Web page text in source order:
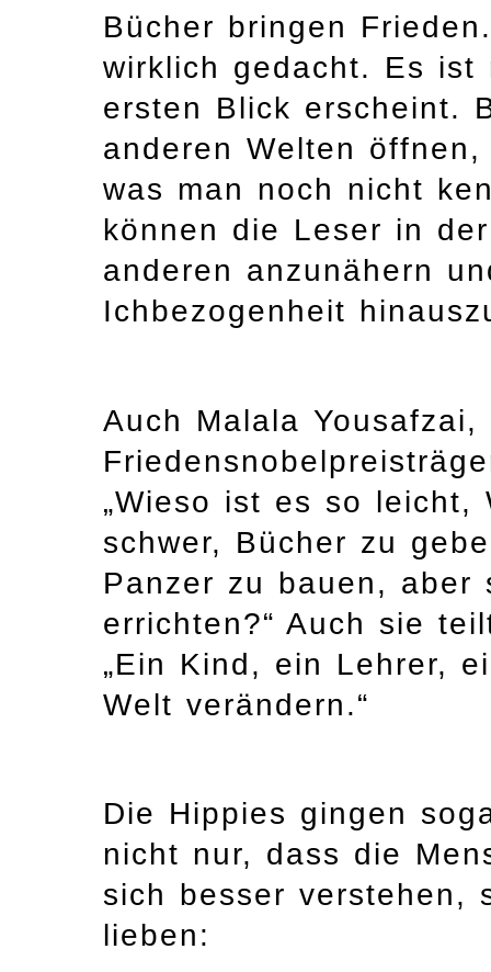
Bücher bringen
wirklich gedacht. Es
ersten Blick erscheint.
anderen Welten
was man noch nicht
können die Leser in
anderen anzunähern
Ichbezogenheit
Auch Malala
„Wieso ist es so leicht,
schwer, Bücher zu
Panzer zu bauen, aber
errichten?“ Auch sie
„Ein Kind, ein Lehrer,
Welt verändern.“
Die Hippies gingen
nicht nur, dass die
sich besser verstehen,
lieben: